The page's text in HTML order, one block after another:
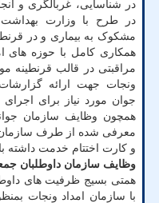
در شناسایی، غربالگری و
در طرح با وزارت
مشکوک به بیماری و در
همکاری کامل با حوزه های
مراقبتی در قالب قرنطینه
ونجات جهت ارائه
جوان مورد نیاز برای
همچون وظایف سازمان
و کارت اختتام خدمت داشته
وظایف سازمان داوطلبان
همتی بسیج ظرفیت های
با سازمان امداد ونجات